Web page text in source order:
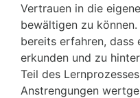
Vertrauen in die
bewältigen zu
bereits erfahren, dass
erkunden und zu
Teil des
Anstrengungen